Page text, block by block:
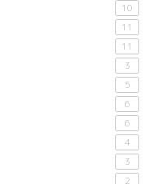
10
11
11
3
5
6
6
4
3
2